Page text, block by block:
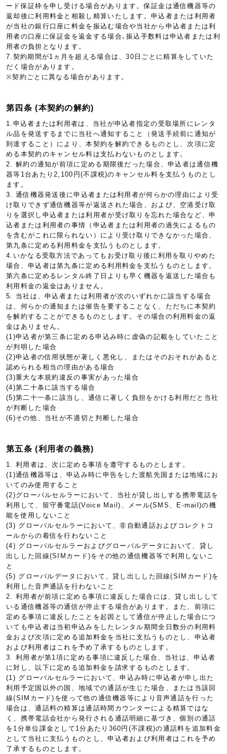
ード保証枠を申し受ける場合があります。保証金は通信機器等の
返却後に利用料金と相殺し精算いたします。申込者または利用者
が当社の銀行口座に料金を振込む場合や当社から申込者または利
用者の口座に保証金を返金する場合､振込手数料は申込者または利
用者の負担となります。
7.契約期間が1ヵ月を超える場合は、30日ごとに精算をしていた
だく場合があります。
※契約ごとに異なる場合があります。
第四条 (本契約の解約)
1.申込者または利用者は、当社が申込者指定の受取場所にレンタ
ル品を発送するまでに当社へ通知すること（発送手続前に通知が
到達すること）により、本契約を解約できるものとし、次項に定
める本契約のキャンセル料は支払わないものとします。
2. 解約の通知が前項に定める期限後だった場合、申込者は通信機
器等1台あたり2,100円(不課税)のキャンセル料を支払うものとし
ます。
3. 通信機器発送後に申込者または利用者が何らかの理由により受
け取りできず通信機器等が返送された場合、および、空港受け取
りを選択し申込者または利用者が受け取りを忘れた場合など、申
込者または利用者の事情（申込者または利用者の過失によるもの
を含むがこれに限られない）により受け取りできなかった場合、
第九条に定める利用料金を支払うものとします。
4.いかなる受取方法であってもお受け取り後に利用を取りやめた
場合、申込者は第九条に定める利用料金を支払うものとします。
第六条に定めるレンタル終了日よりも早く機器を返送した場合も
利用料金の返金はありません。
5. 当社は、申込者または利用者が次のいずれかに該当する場合
は、何らかの通知または催告を要することなく、ただちに本契約
を解約することができるものとします。その場合の利用料金の返
金はありません。
(1)申込者が第三条に定める申込み時に虚偽の記載をしていたこと
が判明した場合
(2)申込者の信用状態が著しく悪化し、またはそのおそれがあると
認められる相当の理由がある場合
(3)重大な本規約違反の事実があった場合
(4)第二十条に該当する場合
(5)第二十一条に該当し、通信に著しく負担をかける利用だと当社
が判断した場合
(6)その他、当社が不適切と判断した場合
第五条 (利用者の義務)
1. 利用者は、次に定める事項を遵守するものとします。
(1)通信機器等は、申込み時に申告をした渡航先国または地域にお
いてのみ使用すること
(2)グローバルセルラーにおいて、当社が貸し出しする携帯電話を
利用して、留守番電話(Voice Mail)、メール(SMS、E-mail)の機
能を使用しないこと
(3) グローバルセルラーにおいて、非自動通話およびコレクトコ
ールからの着信を行わないこと
(4) グローバルセルラーおよびグローバルデータにおいて、貸し
出しした回線(SIMカード)をその他の通信機器等で利用しないこ
と
(5) グローバルデータにおいて、貸し出しした回線(SIMカード)を
利用した音声通話を行わないこと
2. 利用者が前項に定める事項に違反した場合には、貸し出しして
いる通信機器等の通信が停止する場合があります。また、前項に
定める事項に違反したことを起因として通信が停止した場合につ
いても申込者は当初申込みをしたレンタル期間全日数分の利用料
金および次項に定める追加料金を当社に支払うものとし、申込者
および利用者はこれを予め了承するものとします。
3. 利用者が第1項に定める事項に違反した場合、当社は、申込者
に対し、以下に定める追加料金を請求するものとします。
(1) グローバルセルラーにおいて、申込み時に申込者が申し出た
利用予定国以外の国、地域での通話が生じた場合、または当該回
線(SIMカード)を使って他の通信機器等により音声通話を行った
場合は、通話料の精算は通話時間カウンターによる精算ではな
く、携帯電話会社から発行される通話明細に基づき、個別の通話
を1分単位課金として1分あたり360円(不課税)の通話料を追加料金
として当社に支払うものとし、申込者および利用者はこれを予め
了承するものとします。